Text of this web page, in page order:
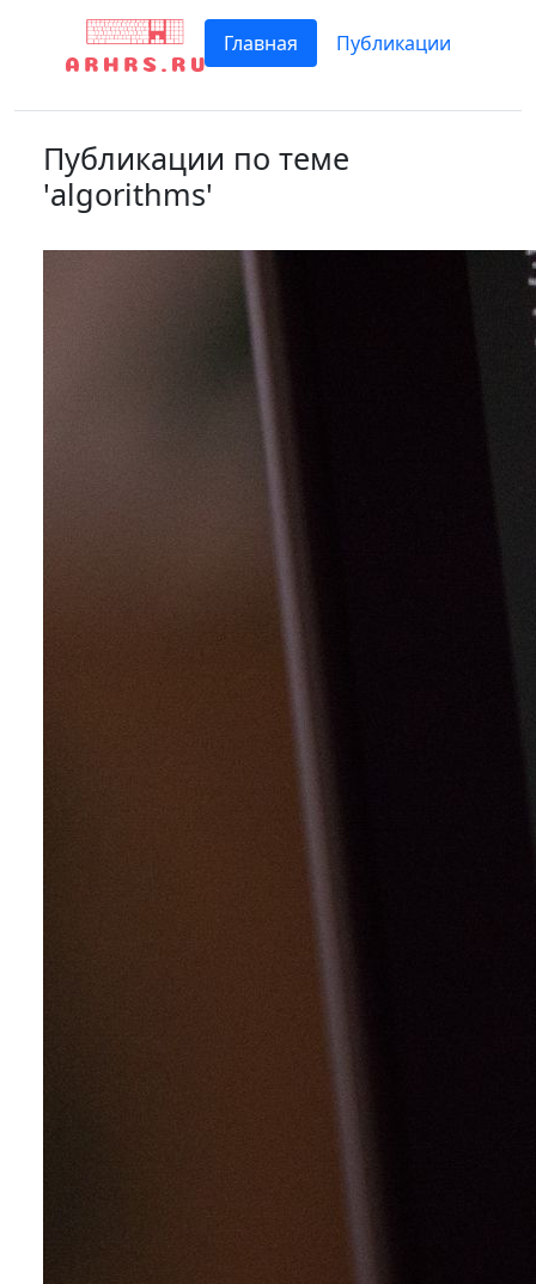
Главная Публикации
Публикации по теме
'algorithms'